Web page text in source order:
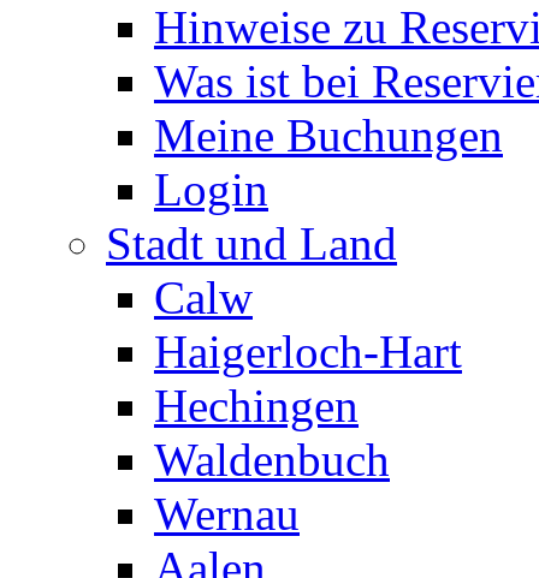
Hinweise zu
Was ist bei
Meine Buchungen
Login
Stadt und Land
Calw
Haigerloch-Hart
Hechingen
Waldenbuch
Wernau